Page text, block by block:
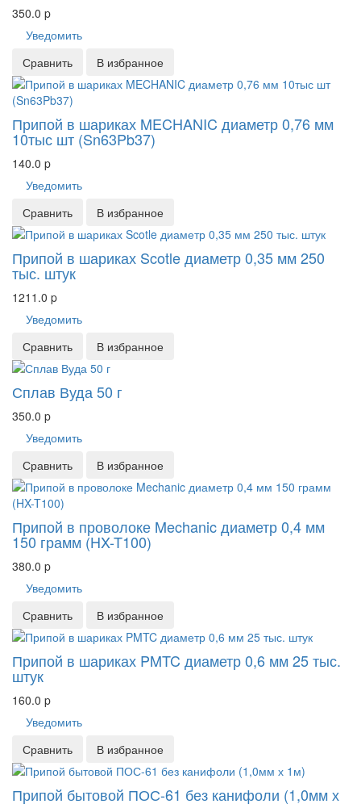
350.0 p
Уведомить
Сравнить
В избранное
Припой в шариках MECHANIC диаметр 0,76 мм
10тыс шт (Sn63Pb37)
140.0 p
Уведомить
Сравнить
В избранное
Припой в шариках Scotle диаметр 0,35 мм 250
тыс. штук
1211.0 p
Уведомить
Сравнить
В избранное
Сплав Вуда 50 г
350.0 p
Уведомить
Сравнить
В избранное
Припой в проволоке Mechanic диаметр 0,4 мм
150 грамм (HX-T100)
380.0 p
Уведомить
Сравнить
В избранное
Припой в шариках PMTC диаметр 0,6 мм 25 тыс.
штук
160.0 p
Уведомить
Сравнить
В избранное
Припой бытовой ПОС-61 без канифоли (1,0мм х